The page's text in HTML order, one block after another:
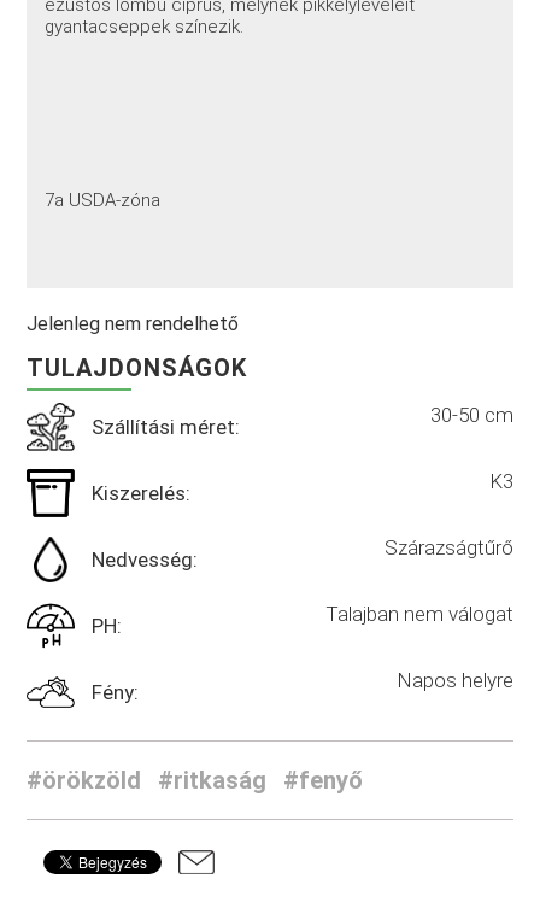
ezüstös lombú ciprus, melynek pikkelyleveleit
gyantacseppek színezik.
7a USDA-zóna
Jelenleg nem rendelhető
TULAJDONSÁGOK
Szállítási méret: 30-50 cm
Kiszerelés: K3
Nedvesség: Szárazságtűrő
PH: Talajban nem válogat
Fény: Napos helyre
#örökzöld #ritkaság #fenyő